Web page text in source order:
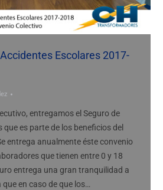
Escolares 2017-
entregamos el Seguro de
que es parte de los beneficios del
entrega anualmente éste convenio
que tienen entre 0 y 18
entrega una gran tranquilidad a
en caso de que los…